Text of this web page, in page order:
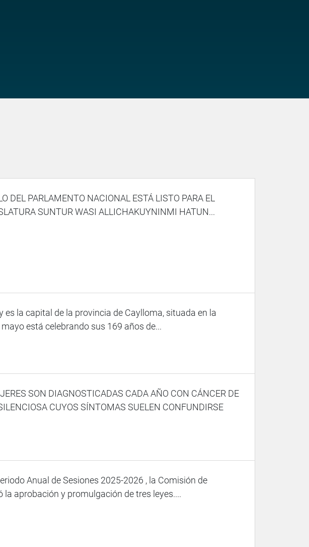
DEL PARLAMENTO NACIONAL ESTÁ LISTO PARA EL
SUNTUR WASI ALLICHAKUYNINMI HATUN...
es la capital de la provincia de Caylloma, situada en la
está celebrando sus 169 años de...
SON DIAGNOSTICADAS CADA AÑO CON CÁNCER DE
CUYOS SÍNTOMAS SUELEN CONFUNDIRSE
Anual de Sesiones 2025-2026 , la Comisión de
la aprobación y promulgación de tres leyes....